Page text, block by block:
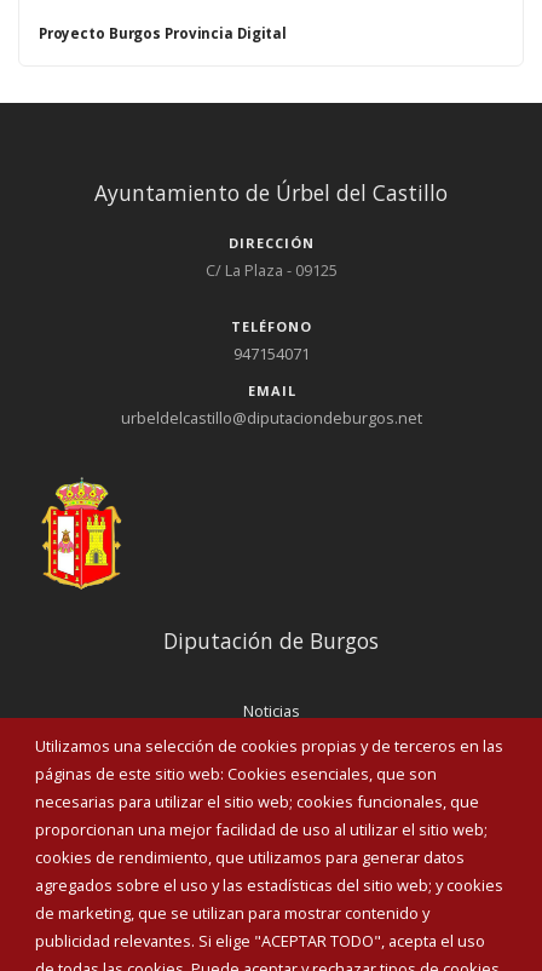
Proyecto Burgos Provincia Digital
Utilizamos una selección de cookies propias y de terceros en las
páginas de este sitio web: Cookies esenciales, que son
necesarias para utilizar el sitio web; cookies funcionales, que
proporcionan una mejor facilidad de uso al utilizar el sitio web;
cookies de rendimiento, que utilizamos para generar datos
agregados sobre el uso y las estadísticas del sitio web; y cookies
de marketing, que se utilizan para mostrar contenido y
publicidad relevantes. Si elige "ACEPTAR TODO", acepta el uso
Ayuntamiento de Úrbel del Castillo
DIRECCIÓN
C/ La Plaza - 09125
TELÉFONO
947154071
EMAIL
urbeldelcastillo@diputaciondeburgos.net
Diputación de Burgos
Noticias
Eventos
Corporación Municipal
Teléfonos de interés
INICIAR SESIÓN
MAPA WEB